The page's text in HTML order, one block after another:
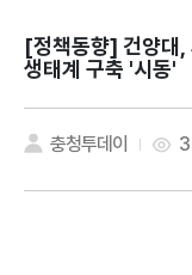
[정책동향]
생태계 구축 '시동'
충청투데이 3